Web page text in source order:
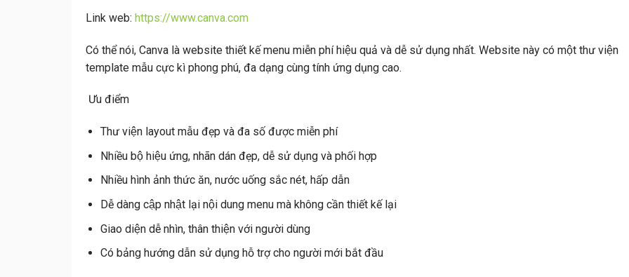
Link web: https://www.canva.com
Có thể nói, Canva là website thiết kế menu miễn phí hiệu quả và dễ sử dụng nhất. Website này có một thư viện
template mẫu cực kì phong phú, đa dạng cùng tính ứng dụng cao.
Ưu điểm
Thư viện layout mẫu đẹp và đa số được miễn phí
Nhiều bộ hiệu ứng, nhãn dán đẹp, dễ sử dụng và phối hợp
Nhiều hình ảnh thức ăn, nước uống sắc nét, hấp dẫn
Dễ dàng cập nhật lại nội dung menu mà không cần thiết kế lại
Giao diện dễ nhìn, thân thiện với người dùng
Có bảng hướng dẫn sử dụng hỗ trợ cho người mới bắt đầu